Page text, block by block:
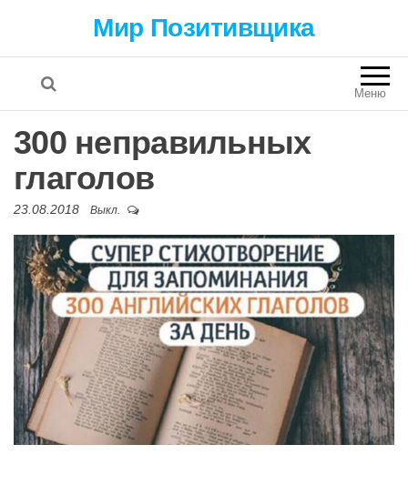
Мир Позитивщика
Меню
300 неправильных
глаголов
23.08.2018 Выкл.